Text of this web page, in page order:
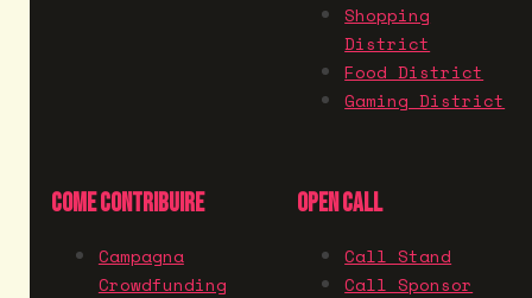
Shopping
District
Food District
Gaming District
COME CONTRIBUIRE
Campagna
Crowdfunding
OPEN CALL
Call Stand
Call Sponsor